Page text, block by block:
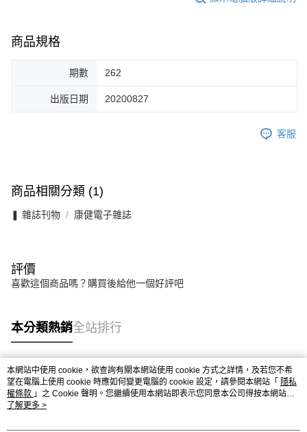
商品規格
期數 262
出版日期 20200827
客服
商品相關分類 (1)
❚ 雜誌刊物 康健電子雜誌
評價
喜歡這個商品嗎？購買後給他一個好評吧
本分類熱銷全站排行
熱門標籤
本網站中使用 cookie，欲查詢有關本網站使用 cookie 方式之詳情，及若您不希
望在電腦上使用 cookie 時應如何變更電腦的 cookie 設定，請參閱本網站「 隱私
權條款 」之 Cookie 聲明。您繼續使用本網站即表示您同意本公司得按本網站使
用條款之 Cookie 聲明使用 cookie。
了解更多 >